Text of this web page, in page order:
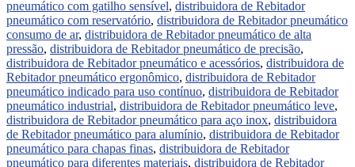
pneumático com gatilho sensível, distribuidora de Rebitador
pneumático com reservatório, distribuidora de Rebitador pneumático
consumo de ar, distribuidora de Rebitador pneumático de alta
pressão, distribuidora de Rebitador pneumático de precisão,
distribuidora de Rebitador pneumático e acessórios, distribuidora de
Rebitador pneumático ergonômico, distribuidora de Rebitador
pneumático indicado para uso contínuo, distribuidora de Rebitador
pneumático industrial, distribuidora de Rebitador pneumático leve,
distribuidora de Rebitador pneumático para aço inox, distribuidora
de Rebitador pneumático para alumínio, distribuidora de Rebitador
pneumático para chapas finas, distribuidora de Rebitador
pneumático para diferentes materiais, distribuidora de Rebitador